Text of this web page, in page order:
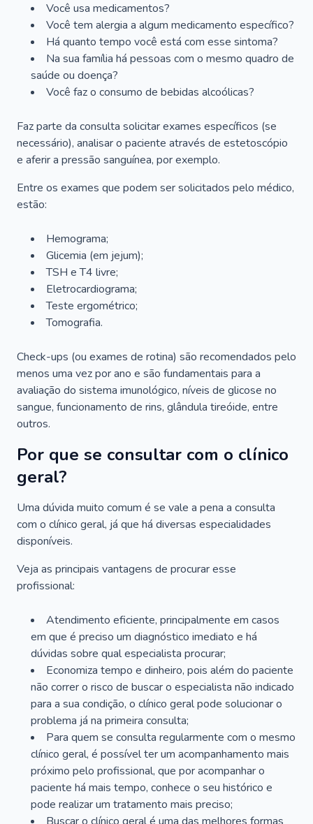
Você usa medicamentos?
Você tem alergia a algum medicamento específico?
Há quanto tempo você está com esse sintoma?
Na sua família há pessoas com o mesmo quadro de
saúde ou doença?
Você faz o consumo de bebidas alcoólicas?
Faz parte da consulta solicitar exames específicos (se
necessário), analisar o paciente através de estetoscópio
e aferir a pressão sanguínea, por exemplo.
Entre os exames que podem ser solicitados pelo médico,
estão:
Hemograma;
Glicemia (em jejum);
TSH e T4 livre;
Eletrocardiograma;
Teste ergométrico;
Tomografia.
Check-ups (ou exames de rotina) são recomendados pelo
menos uma vez por ano e são fundamentais para a
avaliação do sistema imunológico, níveis de glicose no
sangue, funcionamento de rins, glândula tireóide, entre
outros.
Por que se consultar com o clínico
geral?
Uma dúvida muito comum é se vale a pena a consulta
com o clínico geral, já que há diversas especialidades
disponíveis.
Veja as principais vantagens de procurar esse
profissional:
Atendimento eficiente, principalmente em casos
em que é preciso um diagnóstico imediato e há
dúvidas sobre qual especialista procurar;
Economiza tempo e dinheiro, pois além do paciente
não correr o risco de buscar o especialista não indicado
para a sua condição, o clínico geral pode solucionar o
problema já na primeira consulta;
Para quem se consulta regularmente com o mesmo
clínico geral, é possível ter um acompanhamento mais
próximo pelo profissional, que por acompanhar o
paciente há mais tempo, conhece o seu histórico e
pode realizar um tratamento mais preciso;